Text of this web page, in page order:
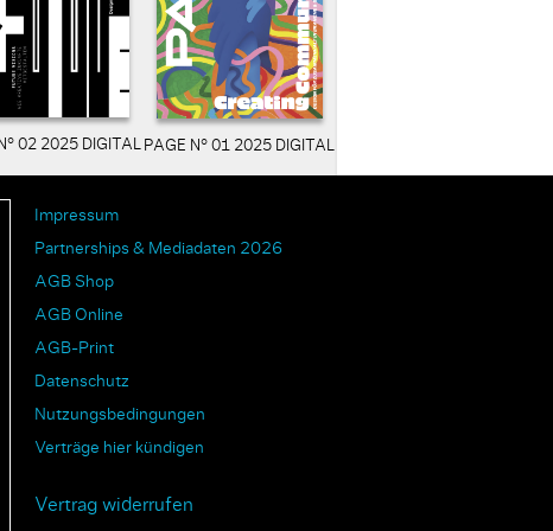
02 2025 DIGITAL PAGE N° 01 2025 DIGITAL
Impressum
Partnerships & Mediadaten 2026
AGB Shop
AGB Online
AGB-Print
Datenschutz
Nutzungsbedingungen
Verträge hier kündigen
Vertrag widerrufen